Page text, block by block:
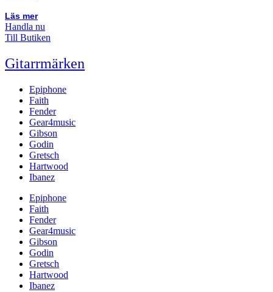
Läs mer
Handla nu
Till Butiken
Gitarrmärken
Epiphone
Faith
Fender
Gear4music
Gibson
Godin
Gretsch
Hartwood
Ibanez
Epiphone
Faith
Fender
Gear4music
Gibson
Godin
Gretsch
Hartwood
Ibanez